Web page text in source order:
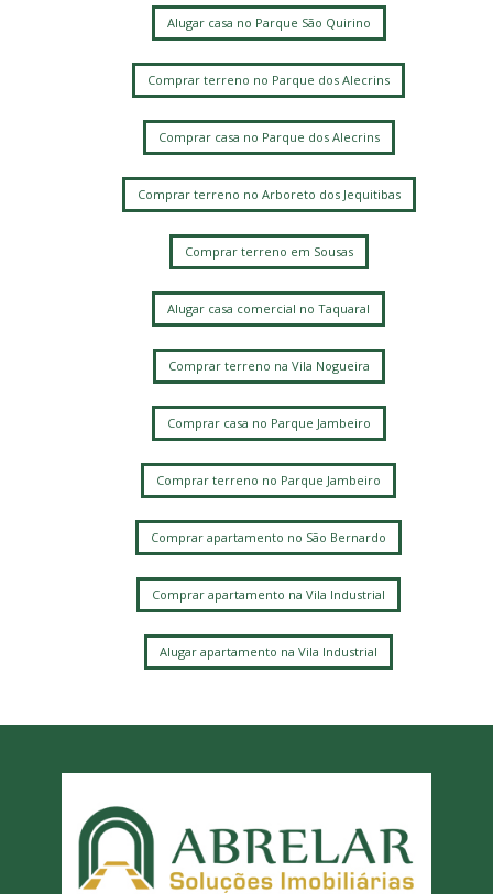
Alugar casa no Parque São Quirino
Comprar terreno no Parque dos Alecrins
Comprar casa no Parque dos Alecrins
Comprar terreno no Arboreto dos Jequitibas
Comprar terreno em Sousas
Alugar casa comercial no Taquaral
Comprar terreno na Vila Nogueira
Comprar casa no Parque Jambeiro
Comprar terreno no Parque Jambeiro
Comprar apartamento no São Bernardo
Comprar apartamento na Vila Industrial
Alugar apartamento na Vila Industrial